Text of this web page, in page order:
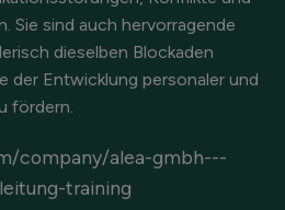
Sie sind auch hervorragende
dieselben Blockaden
der Entwicklung personaler und
fördern.
company/alea-gmbh---
training